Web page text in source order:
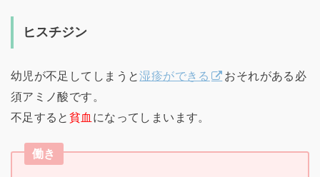
ヒスチジン
幼児が不足してしまうと湿疹ができる
おそれがある必
須アミノ酸です。
不足すると 貧血 になってしまいます。
働き